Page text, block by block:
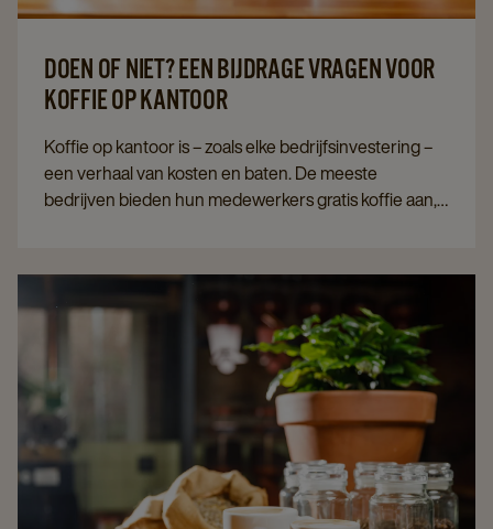
DOEN OF NIET? EEN BIJDRAGE VRAGEN VOOR
KOFFIE OP KANTOOR
Koffie op kantoor is – zoals elke bedrijfsinvestering –
een verhaal van kosten en baten. De meeste
bedrijven bieden hun medewerkers gratis koffie aan,
andere? En wat doet ú het best?